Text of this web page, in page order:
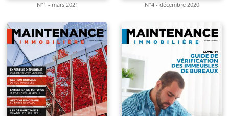
N°1 - mars 2021 N°4 - décembre 2020